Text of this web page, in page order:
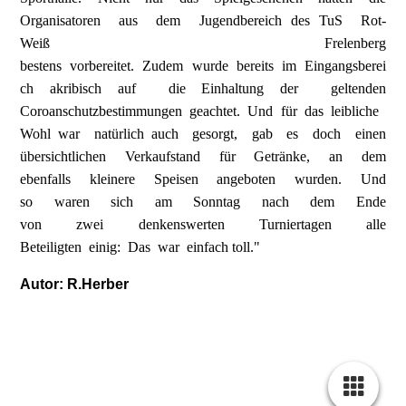
Organisatoren aus dem Jugendbereich des TuS Rot-
Weiß Frelenberg
bestens vorbereitet. Zudem wurde bereits im Eingangsberei
ch akribisch auf die Einhaltung der geltenden
Coroanschutzbestimmungen geachtet. Und für das leibliche
Wohl war natürlich auch gesorgt, gab es doch einen
übersichtlichen Verkaufstand für Getränke, an dem
ebenfalls kleinere Speisen angeboten wurden. Und
so waren sich am Sonntag nach dem Ende
von zwei denkenswerten Turniertagen alle
Beteiligten einig: Das war einfach toll."
Autor: R.Herber